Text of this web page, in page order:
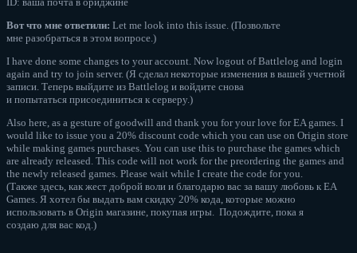
Вот что мне ответили: Let me look into this issue. (Позвольте
мне разобраться в этом вопросе.)
I have done some changes to your account. Now logout of Battlelog and login
again and try to join server. (Я сделал некоторые изменения в вашей учетной
записи. Теперь выйдите из Battlelog и войдите снова
и попытаться присоединиться к серверу.)
Also here, as a gesture of goodwill and thank you for your love for EA games. I
would like to issue you a 20% discount code which you can use on Origin store
while making games purchases. You can use this to purchase the games which
are already released. This code will not work for the preordering the games and
the newly released games. Please wait while I create the code for you.
(Также здесь, как жест доброй воли и благодарю вас за вашу любовь к EA
Games. Я хотел бы выдать вам скидку 20% кода, которые можно
использовать в Origin магазине, покупая игры. Подождите, пока я
создаю для вас код.)